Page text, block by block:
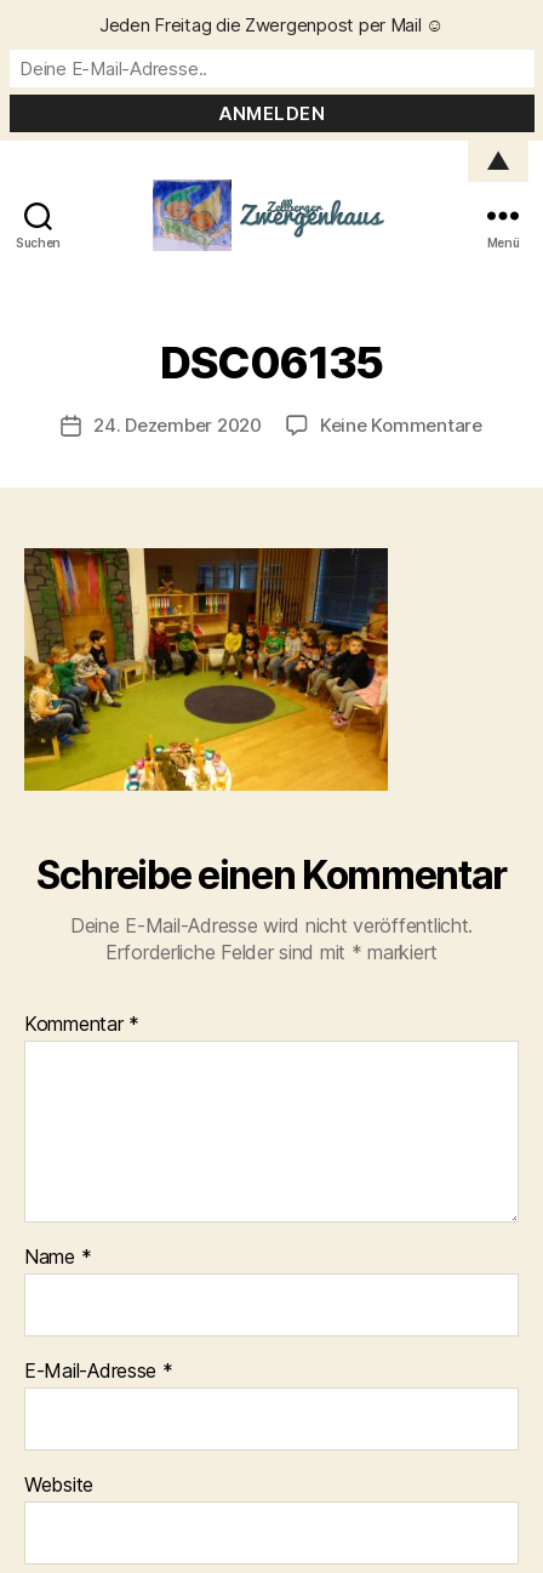
Suchen Menü
DSC06135
Beitragsautor
n
C
ri
t
Veröffentlichungsdatum
24. Dezember 2020 Keine Kommentarezu
Schreibe einen Kommentar
Deine E-Mail-Adresse wird nicht veröffentlicht.
Erforderliche Felder sind mit * markiert
Kommentar *
Name *
E-Mail-Adresse *
Website
Jeden Freitag die Zwergenpost per Mail ☺️
▲